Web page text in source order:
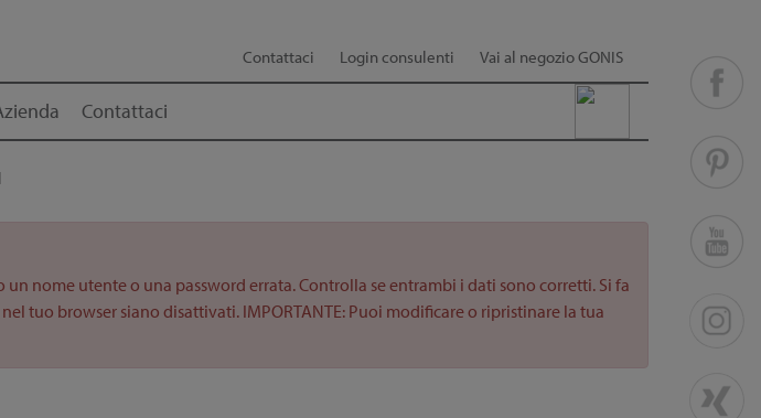
Contattaci Login consulenti Vai al negozio GONIS
Contattaci
nome utente o una password errata. Controlla se entrambi i dati sono corretti. Si fa
tuo browser siano disattivati. IMPORTANTE: Puoi modificare o ripristinare la tua